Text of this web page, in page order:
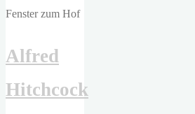
Invite"
Alfred
Hitchcock